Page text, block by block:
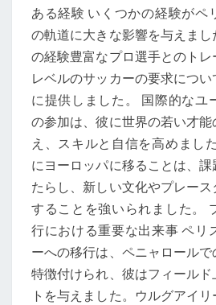
ある経験 いくつかの経験がペ
の軌道に大きな影響を与えま
の経験豊富なプロ選手とのト
レベルのサッカーの要求につ
に提供しました。 国際的なユ
の参加は、彼に世界の若い才
え、スキルと自信を高めまし
にヨーロッパに移ることは、
たらし、新しい文化やプレー
することを強いられました。
行における重要な出来事 ペリ
ーへの移行は、ペニャロール
特徴付けられ、彼はフィールド
トを与えました。ウルグアイ